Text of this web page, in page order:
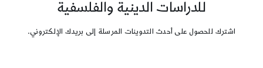
للدراسات الدينية والفلسفية
اشترك للحصول على أحدث التدوينات المرسلة إلى بريدك الإلكتروني.